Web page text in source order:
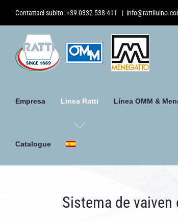
content
Contattaci subito:+39 0332 538 411 |
Empresa Linea Ratti Línea OMM &
Catalogue
Sistema de vaiven